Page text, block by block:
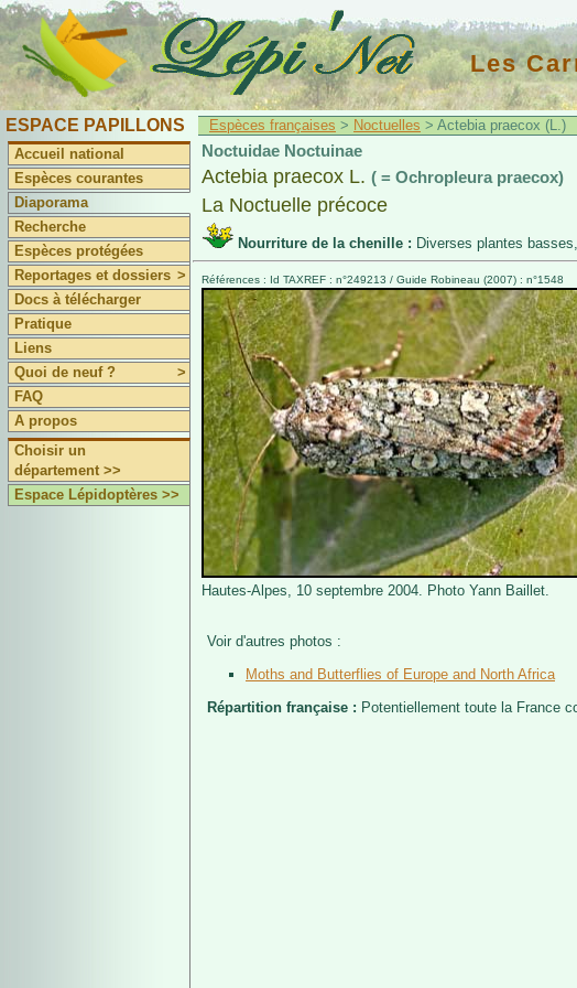
Les
ESPACE PAPILLONS
Accueil national
Espèces courantes
Diaporama
Recherche
Espèces protégées
Reportages et dossiers >
Docs à télécharger
Pratique
Liens
Quoi de neuf ?
>
FAQ
A propos
Choisir un
département >>
Espace Lépidoptères >>
Espèces françaises > Noctuelles > Actebia praecox (L.)
Noctuidae Noctuinae
Actebia praecox L. ( = Ochropleura praecox)
La Noctuelle précoce
Nourriture de la chenille : Diverses plantes
Références : Id TAXREF : n°249213 / Guide Robineau (2007) : n°1548
Hautes-Alpes, 10 septembre 2004. Photo Yann Baillet.
Voir d'autres photos :
Moths and Butterflies of Europe and North Africa
Répartition française : Potentiellement toute la France